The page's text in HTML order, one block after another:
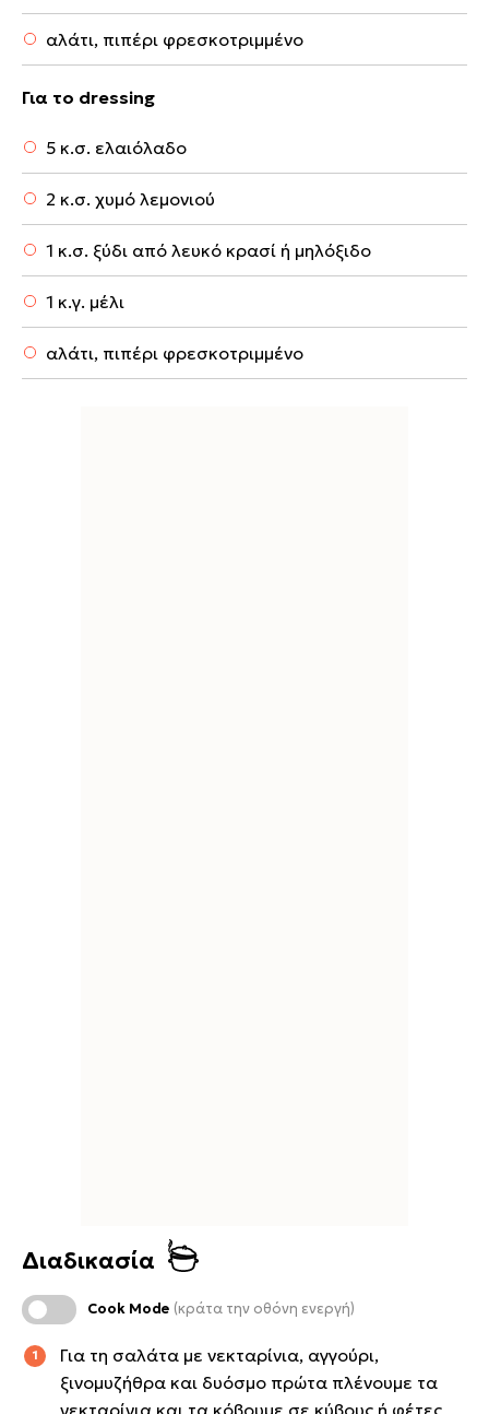
αλάτι, πιπέρι φρεσκοτριμμένο
Για το dressing
5 κ.σ. ελαιόλαδο
2 κ.σ. χυμό λεμονιού
1 κ.σ. ξύδι από λευκό κρασί ή μηλόξιδο
1 κ.γ. μέλι
αλάτι, πιπέρι φρεσκοτριμμένο
Διαδικασία
Cook Mode (κράτα την οθόνη ενεργή)
Για τη σαλάτα με νεκταρίνια, αγγούρι,
ξινομυζήθρα και δυόσμο πρώτα πλένουμε τα
νεκταρίνια και τα κόβουμε σε κύβους ή φέτες,